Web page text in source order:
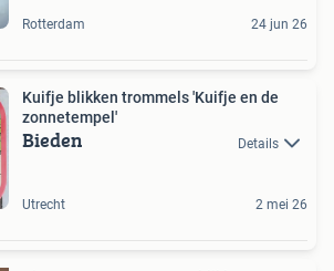
Rotterdam 24 jun 26
Kuifje blikken trommels 'Kuifje en de
zonnetempel'
Bieden Details
Utrecht 2 mei 26